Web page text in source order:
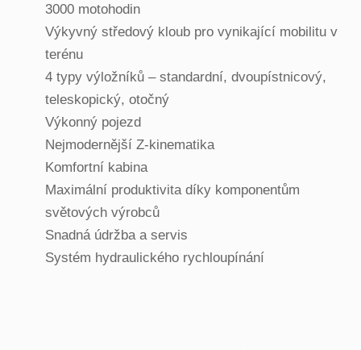
3000 motohodin
Výkyvný středový kloub pro vynikající mobilitu v
terénu
4 typy výložníků – standardní, dvoupístnicový,
teleskopický, otočný
Výkonný pojezd
Nejmodernější Z-kinematika
Komfortní kabina
Maximální produktivita díky komponentům
světových výrobců
Snadná údržba a servis
Systém hydraulického rychloupínání